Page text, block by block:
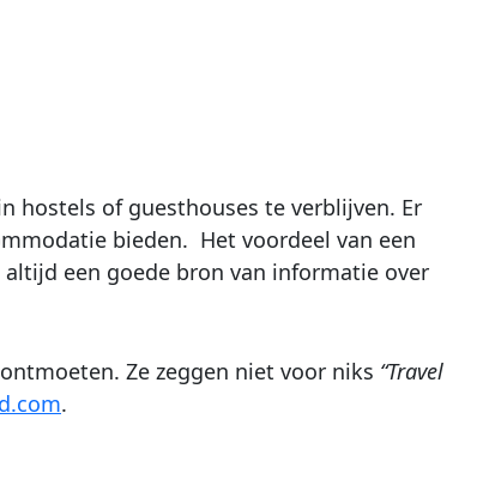
hostels of guesthouses te verblijven. Er
bieden. Het voordeel van een
een goede bron van informatie over
Ze zeggen niet voor niks “Travel
.